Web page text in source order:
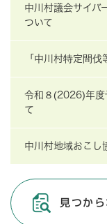
中川村議会サイバ
ついて
「中川村特定間
令和８(2026)年度
て
中川村地域おこし
見つか